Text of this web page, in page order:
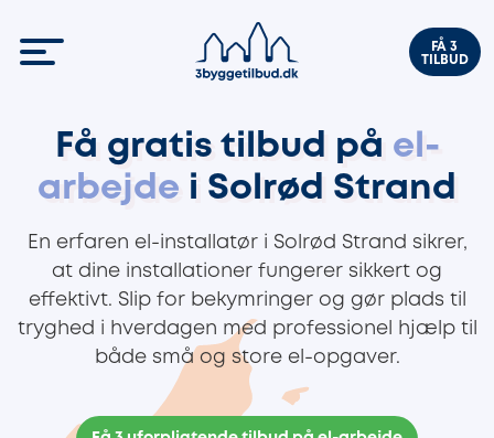
FÅ 3
TILBUD
Få gratis tilbud på el-
arbejde i Solrød Strand
En erfaren el-installatør i Solrød Strand sikrer,
at dine installationer fungerer sikkert og
effektivt. Slip for bekymringer og gør plads til
tryghed i hverdagen med professionel hjælp til
både små og store el-opgaver.